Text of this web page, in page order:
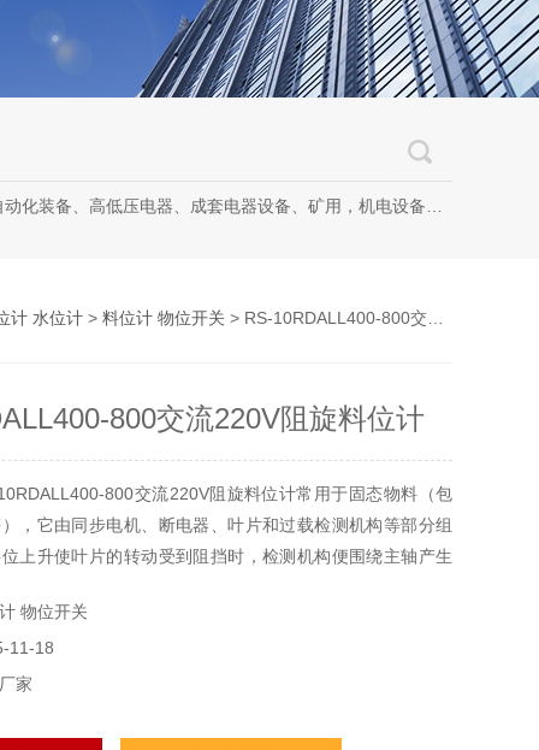
备、矿用，机电设备、机电设备及其配件、传动设备、减速机、电动机、传感器、气动液压元件、电器及其配件、电缆线、照明器材、，电器设计、研发、制造、加工、销售、租凭、维修、安装、调试。
计 水位计 > 料位计 物位开关 > RS-10RDALL400-800交流220V阻旋料位计
800交流220V阻旋料位计
800交流220V阻旋料位计常用于固态物料（包
，它由同步电机、断电器、叶片和过载检测机构等部分组
上升使叶片的转动受到阻挡时，检测机构便围绕主轴产生
物位开关
11-18
家